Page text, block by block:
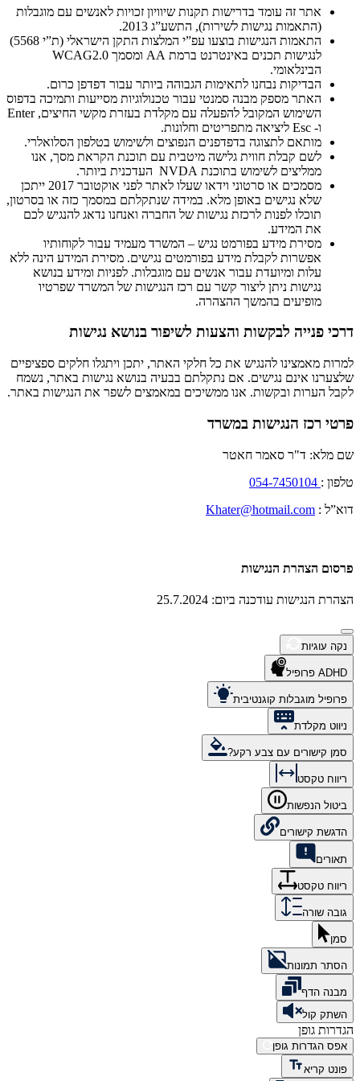
אתר זה עומד בדרישות תקנות שיוויון זכויות לאנשים עם מוגבלות
(התאמות נגישות לשירות), התשע”ג 2013.
התאמות הנגישות בוצעו עפ”י המלצות התקן הישראלי (ת”י 5568)
לנגישות תכנים באינטרנט ברמת AA ומסמך WCAG2.0
הבינלאומי.
הבדיקות נבחנו לתאימות הגבוהה ביותר עבור דפדפן כרום.
האתר מספק מבנה סמנטי עבור טכנולוגיות מסייעות ותמיכה בדפוס
השימוש המקובל להפעלה עם מקלדת בעזרת מקשי החיצים, Enter
ו- Esc ליציאה מתפריטים וחלונות.
מותאם לתצוגה בדפדפנים הנפוצים ולשימוש בטלפון הסלואלרי.
לשם קבלת חווית גלישה מיטבית עם תוכנת הקראת מסך, אנו
ממליצים לשימוש בתוכנת NVDA העדכנית ביותר.
מסמכים או סרטוני וידאו שעלו לאתר לפני אוקטובר 2017 ייתכן
שלא נגישים באופן מלא. במידה שנתקלתם במסמך כזה או בסרטון,
תוכלו לפנות לרכזת נגישות של החברה ואנחנו נדאג להנגיש לכם
את המידע.
מסירת מידע בפורמט נגיש – המשרד מעמיד עבור לקוחותיו
אפשרות לקבלת מידע בפורמטים נגישים. מסירת המידע הינה ללא
עלות ומיועדת עבור אנשים עם מוגבלות. לפניות ומידע בנושא
נגישות ניתן ליצור קשר עם רכז הנגישות של המשרד שפרטיו
מופיעים בהמשך ההצהרה.
דרכי פנייה לבקשות והצעות לשיפור בנושא נגישות
למרות מאמצינו להנגיש את כל חלקי האתר, יתכן ויתגלו חלקים ספציפיים
שלצערנו אינם נגישים. אם נתקלתם בבעיה בנושא נגישות באתר, נשמח
לקבל הערות ובקשות. אנו ממשיכים במאמצים לשפר את הנגישות באתר.
פרטי רכז הנגישות במשרד
שם מלא: ד"ר סאמר חאטר
טלפון :
דוא”ל : Khater@hotmail.com
פרסום הצהרת הנגישות
הצהרת הנגישות עודכנה ביום: 25.7.2024
נקה עוגיות
ADHD פרופיל
פרופיל מוגבלות קוגנטיבית
ניווט מקלדת
סמן קישורים עם צבע רקע?
ריווח טקסט
ביטול הנפשות
הדגשת קישורים
תאורים
ריווח טקסט
גובה שורה
סמן
הסתר תמונות
מבנה הדף
השתק קול
הגדרות גופן
אפס הגדרות גופן
פונט קריא